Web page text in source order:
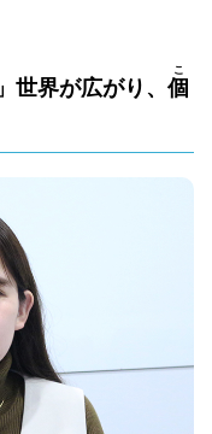
世界が広がり、個
こ